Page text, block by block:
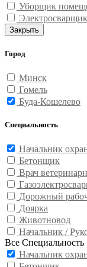
Уборщик
Электросварщик
Закрыть
Город
Минск
Гомель
Буда-Кошелево
Специальность
Начальник
Бетонщик
Врач
Дорожный
Доярка
Животновод
Начальник /
Все Специальность
Начальник